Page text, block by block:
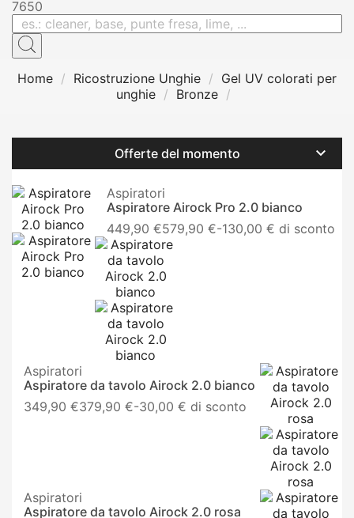
7650
Home Ricostruzione Unghie
Gel UV colorati per
unghie
Bronze
Offerte del momento 
Aspiratori
Aspiratore Airock Pro 2.0 bianco
449,90 €579,90 €Prezzo
-130,00 € di sconto
Aspiratori
Aspiratore da tavolo Airock 2.0 bianco
349,90 €379,90 €Prezzo
-30,00 € di sconto
Aspiratori
Aspiratore da tavolo Airock 2.0 rosa